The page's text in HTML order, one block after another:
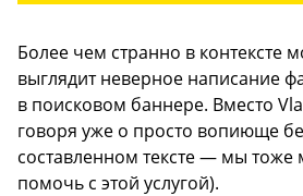
Более чем странно в контексте
выглядит неверное написание
в поисковом баннере. Вместо
говоря уже о просто вопиюще
составленном тексте — мы тоже
помочь с этой услугой).